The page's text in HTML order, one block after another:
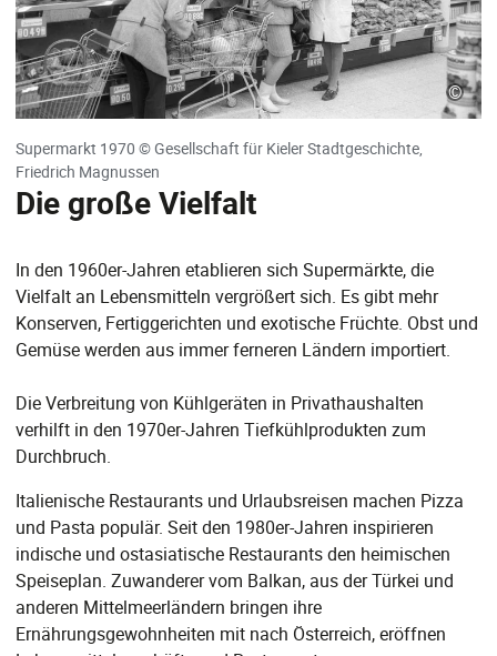
©
Supermarkt 1970 © Gesellschaft für Kieler Stadtgeschichte,
Friedrich Magnussen
Die große Vielfalt
In den 1960er-Jahren etablieren sich Supermärkte, die
Vielfalt an Lebensmitteln vergrößert sich. Es gibt mehr
Konserven, Fertiggerichten und exotische Früchte. Obst und
Gemüse werden aus immer ferneren Ländern importiert.
Die Verbreitung von Kühlgeräten in Privathaushalten
verhilft in den 1970er-Jahren Tiefkühlprodukten zum
Durchbruch.
Italienische Restaurants und Urlaubsreisen machen Pizza
und Pasta populär. Seit den 1980er-Jahren inspirieren
indische und ostasiatische Restaurants den heimischen
Speiseplan. Zuwanderer vom Balkan, aus der Türkei und
anderen Mittelmeerländern bringen ihre
Ernährungsgewohnheiten mit nach Österreich, eröffnen